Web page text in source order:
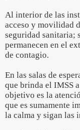
Al interior de las
acceso y movilidad
seguridad sanitaria;
permanecen en el
de contagio.
En las salas de
que brinda el IMSS
objetivo es la
que es sumamente
la calma y sigan las